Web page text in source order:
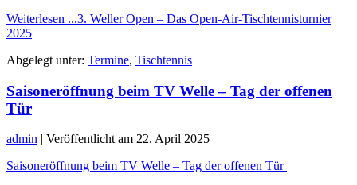
Weiterlesen ...3. Weller Open – Das Open-Air-Tischtennisturnier
2025
Abgelegt unter: Termine, Tischtennis
Saisoneröffnung beim TV Welle – Tag der offenen
Tür
admin Veröffentlicht am 22. April 2025
Saisoneröffnung beim TV Welle – Tag der offenen Tür